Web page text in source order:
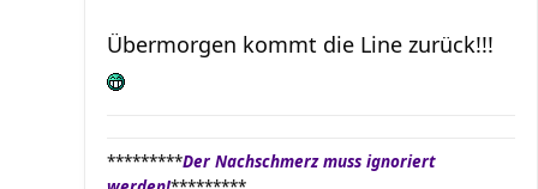
Übermorgen kommt die Line zurück!!!
*********Der Nachschmerz muss ignoriert